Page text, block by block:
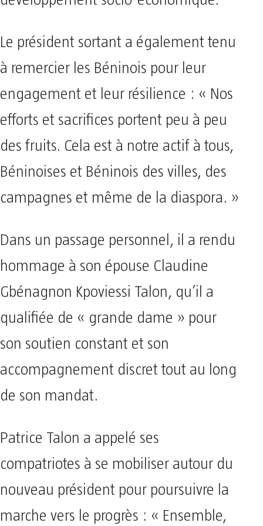
Le président sortant a également tenu
à remercier les Béninois pour leur
engagement et leur résilience : « Nos
efforts et sacrifices portent peu à peu
des fruits. Cela est à notre actif à tous,
Béninoises et Béninois des villes, des
campagnes et même de la diaspora. »
Dans un passage personnel, il a rendu
hommage à son épouse Claudine
Gbénagnon Kpoviessi Talon, qu’il a
qualifiée de « grande dame » pour
son soutien constant et son
accompagnement discret tout au long
de son mandat.
Patrice Talon a appelé ses
compatriotes à se mobiliser autour du
nouveau président pour poursuivre la
marche vers le progrès : « Ensemble,